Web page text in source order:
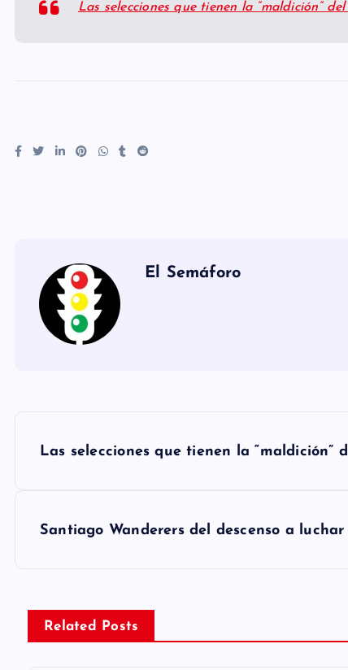
Las selecciones que tienen la “maldición”
El Semáforo
g
Las selecciones que tienen la “maldición”
Santiago Wanderers del descenso a
Related Posts